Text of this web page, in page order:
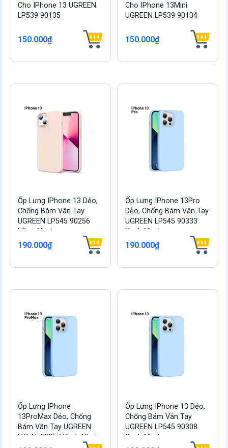
Cho IPhone 13 UGREEN
LP539 90135
150.000₫
Cho IPhone 13Mini
UGREEN LP539 90134
150.000₫
Ốp Lưng IPhone 13 Dẻo,
Chống Bám Vân Tay
UGREEN LP545 90256
Hồng Nhạt
190.000₫
Ốp Lưng IPhone 13Pro
Dẻo, Chống Bám Vân Tay
UGREEN LP545 90333
Xanh Nhạt
190.000₫
Ốp Lưng IPhone
13ProMax Dẻo, Chống
Bám Vân Tay UGREEN
LP545 90257 Xanh Nhạt
Ốp Lưng IPhone 13 Dẻo,
Chống Bám Vân Tay
UGREEN LP545 90308
Xanh Nhạt